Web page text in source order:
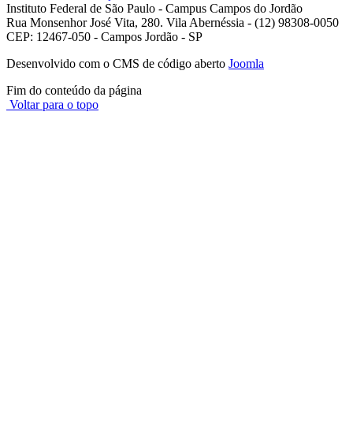
Instituto Federal de São Paulo - Campus Campos do Jordão
Rua Monsenhor José Vita, 280. Vila Abernéssia - (12) 98308-0050
CEP: 12467-050 - Campos Jordão - SP
Desenvolvido com o CMS de código aberto Joomla
Fim do conteúdo da página
Voltar para o topo